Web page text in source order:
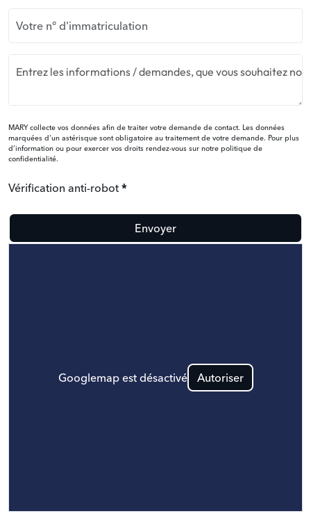
MARY collecte vos données afin de traiter votre demande de contact. Les données
marquées d'un astérisque sont obligatoire au traitement de votre demande. Pour plus
d’information ou pour exercer vos droits rendez-vous sur notre politique de
confidentialité.
Vérification anti-robot
Envoyer
Googlemap est désactivé Autoriser